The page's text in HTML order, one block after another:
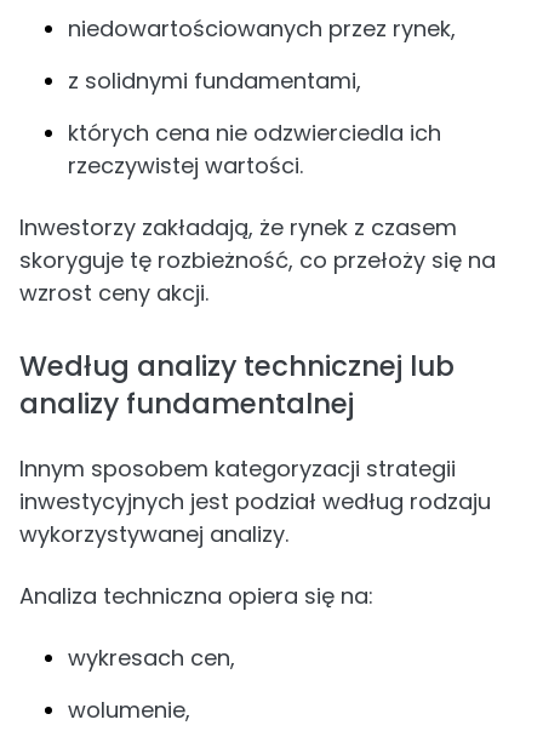
niedowartościowanych przez rynek,
z solidnymi fundamentami,
których cena nie odzwierciedla ich
rzeczywistej wartości.
Inwestorzy zakładają, że rynek z czasem
skoryguje tę rozbieżność, co przełoży się na
wzrost ceny akcji.
Według analizy technicznej lub
analizy fundamentalnej
Innym sposobem kategoryzacji strategii
inwestycyjnych jest podział według rodzaju
wykorzystywanej analizy.
Analiza techniczna opiera się na:
wykresach cen,
wolumenie,